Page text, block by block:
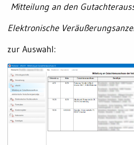
Mitteilung an den
Elektronische
zur Auswahl: